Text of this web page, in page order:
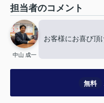
担当者のコメント
中山 成一
お客様にお喜び頂
無料